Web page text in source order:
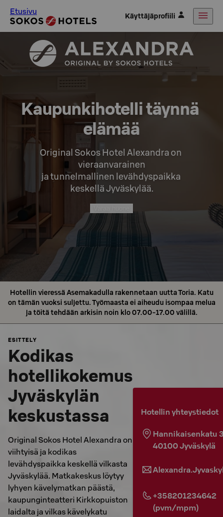
Etusivu Käyttäjäprofiili
Kaupunkihotelli täynnä
elämää
Original Sokos Hotel Alexandra on
vieraanvarainen
ja tunnelmallinen levähdyspaikka
keskellä Jyväskylää.
Hotellin vieressä Asemakadulla rakennetaan uutta Toria. Katu
on tämän vuoksi suljettu. Työmaasta ei aiheudu isompaa melua
ja töitä tehdään arkisin noin klo 07.00-17.00 välillä.
ESITTELY
Kodikas
hotellikokemus
Jyväskylän
keskustassa
Original Sokos Hotel Alexandra on
viihtyisä ja kodikas
levähdyspaikka keskellä vilkasta
Jyväskylää. Matkakeskus löytyy
lyhyen kävelymatkan päästä,
kaupunginteatteri Kirkkopuiston
laidalta ja vilkas kävelykatu
Hotellin yhteystiedot
Hannikaisenkatu
40100 Jyväskylä
+358201234642
(pvm/mpm)